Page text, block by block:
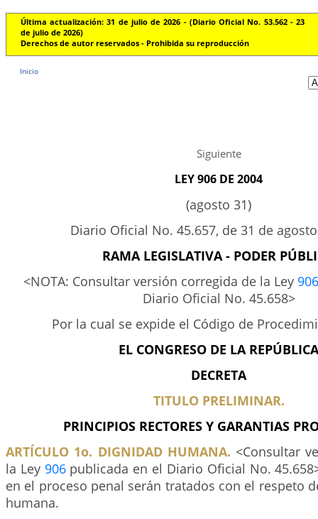
Última actualización: 31 de julio de 2026 - (Diario Oficial No. 53.562 - 23
de julio de 2026)
Derechos de autor reservados - Prohibida su reproducción
Inicio
Siguiente
LEY 906 DE 2004
(agosto 31)
Diario Oficial No. 45.657, de 31 de
RAMA LEGISLATIVA - PODER
<NOTA: Consultar versión corregida de la Ley 906
Diario Oficial No. 45.658>
Por la cual se expide el Código de
EL CONGRESO DE LA REPÚBLICA
DECRETA
TITULO PRELIMINAR.
PRINCIPIOS RECTORES Y GARANTIAS
ARTÍCULO 1o. DIGNIDAD HUMANA. <Consultar
la Ley 906publicada en el Diario Oficial No.
en el proceso penal serán tratados con el respeto
humana.